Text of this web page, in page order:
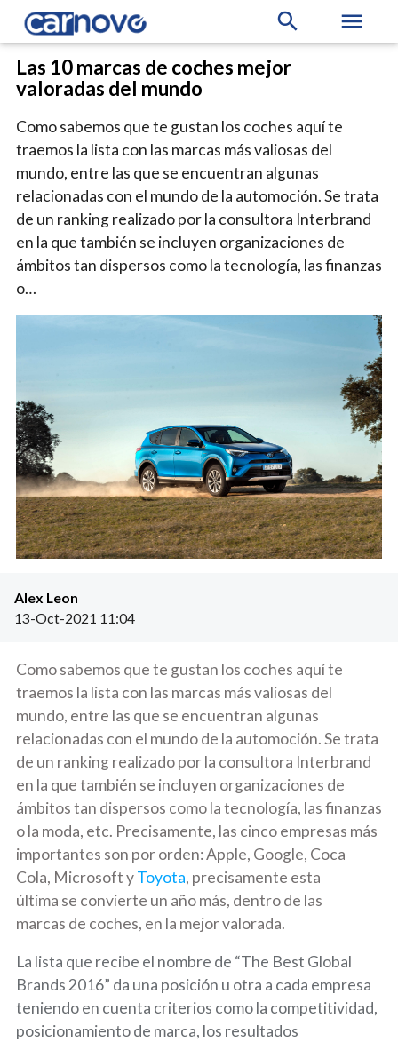
search menu
Las 10 marcas de coches mejor
valoradas del mundo
Como sabemos que te gustan los coches aquí te
traemos la lista con las marcas más valiosas del
mundo, entre las que se encuentran algunas
relacionadas con el mundo de la automoción. Se trata
de un ranking realizado por la consultora Interbrand
en la que también se incluyen organizaciones de
ámbitos tan dispersos como la tecnología, las finanzas
o…
Alex Leon
13-Oct-2021 11:04
Como sabemos que te gustan los coches aquí te
traemos la lista con las marcas más valiosas del
mundo, entre las que se encuentran algunas
relacionadas con el mundo de la automoción. Se trata
de un ranking realizado por la consultora Interbrand
en la que también se incluyen organizaciones de
ámbitos tan dispersos como la tecnología, las finanzas
o la moda, etc. Precisamente, las cinco empresas más
importantes son por orden: Apple, Google, Coca
Cola, Microsoft yToyota, precisamente esta
última se convierte un año más, dentro de las
marcas de coches, en la mejor valorada.
La lista que recibe el nombre de “The Best Global
Brands 2016” da una posición u otra a cada empresa
teniendo en cuenta criterios como la competitividad,
posicionamiento de marca, los resultados